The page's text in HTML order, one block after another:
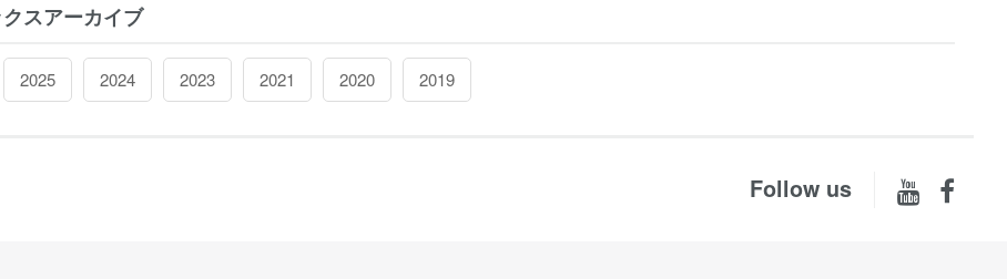
クスアーカイブ
2025 2024 2023 2021 2020 2019
Follow us